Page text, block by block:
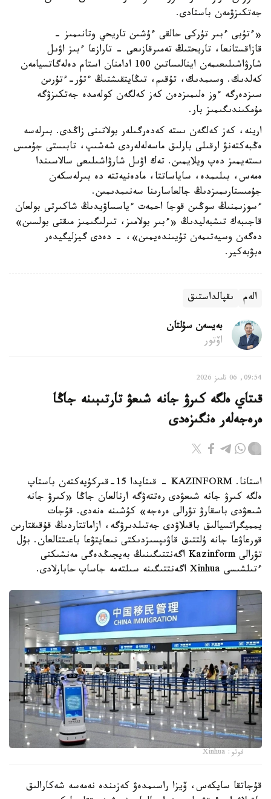
جەتكىزۋمەن باستادى.
«ءتۇبى ءبىر تۇركى حالقى ءۇشىن تاريحي وتانىمىز -
قازاقستانعا، تاريحتىڭ تەمىرقازىعى - تارازعا ءبىز اۋىل
شارۋاشىلىعىمەن اينالىساتىن 100 ادامنان استام دەلەگاتسيامەن
كەلدىك. وسىمدىك، تۇقىم، تىڭايتقىشتىڭ ءتۇر-ءتۇرىن
سىزدەرگە ءوز ەلىمىزدەن كەز كەلگەن كولەمدە جەتكىزۋگە
مۇمكىندىگىمىز بار.
ارينە، كەز كەلگەن ىستە كەدەرگىلەر بولاتىنى زاڭدى. بىرلەسە
ەڭبەكتەنۋ ارقىلى بارلىق ماسەلەلەردى شەشىپ، تابىستى جۇمىس
ىستەيمىز دەپ ويلايمىن. تەك اۋىل شارۋاشىلىعى سالاسىندا
ەمەس، بىلىمدە، ساياساتتا، مادەنيەتتە دە بىرلەسكەن
جۇمىستارىمىزدىڭ جالعاسارىنا سەنىمدىمىن.
ءسوزىمنىڭ سوڭىن قوجا احمەت ءياسساۋيدىڭ شاكىرتى بولعان
قاجىبەك تىشبەليدىڭ «ءبىر بولامىز، تىرلىگىمىز مىقتى بولسىن»
دەگەن وسيەتىمەن تۇيىندەيمىن»، - دەدى گيزليگيدەر
ەبۋبەكير.
الەم ىقپالداستىق
بەيسەن سۇلتان
اۆتور
09:54, 06 تامىز 2026
قىتاي ەلگە كىرۋ جانە شىعۋ تارتىبىنە جاڭا
ەرەجەلەر ەنگىزەدى
استانا. KAZINFORM - قىتايدا 15-قىركۇيەكتەن باستاپ
ەلگە كىرۋ جانە شىعۋدى رەتتەۋگە ارنالعان جاڭا «كىرۋ جانە
شىعۋدى باسقارۋ تۋرالى ەرەجە» كۇشىنە ەنەدى. قۇجات
يمميگراتسيالىق باقىلاۋدى جەتىلدىرۋگە، ازاماتتاردىڭ قۇقىقتارىن
قورعاۋعا جانە ۇلتتىق قاۋىپسىزدىكتى نىعايتۋعا باعىتتالعان. بۇل
تۋرالى Kazinform اگەنتتىگىنىڭ بەيجىڭدەگى مەنشىكتى
ءتىلشىسى Xinhua اگەنتتىگىنە سىلتەمە جاساپ حابارلادى.
فوتو: Xinhua
قۇجاتقا سايكەس، ۆيزا راسىمدەۋ كەزىندە نەمەسە شەكارالىق